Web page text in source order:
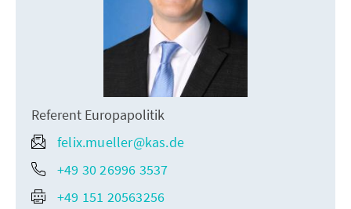
Referent Europapolitik
felix.mueller@kas.de
+49 30 26996 3537
+49 151 20563256